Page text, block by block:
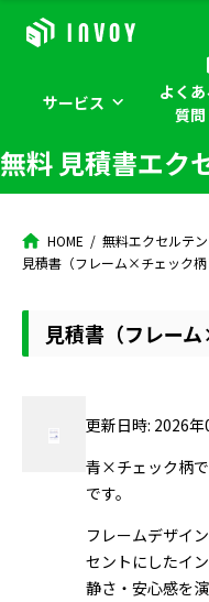
サービス
よくあ
質問
無料 見積書エク
HOME 無料エクセルテ
見積書（フレーム×チェック柄
見積書（フレー
更新日時: 2026
青×チェック柄
です。
フレームデザイ
セントにしたイ
静さ・安心感を